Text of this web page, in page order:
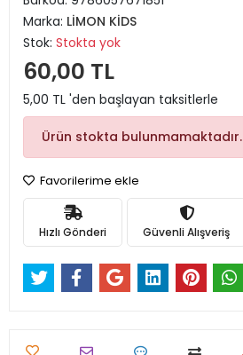
Marka: LİMON KİDS
Stok: Stokta yok
60,00 TL
5,00 TL 'den başlayan taksitlerle
Ürün stokta bulunmamaktadır.
Favorilerime ekle
Hızlı Gönderi Güvenli Alışveriş